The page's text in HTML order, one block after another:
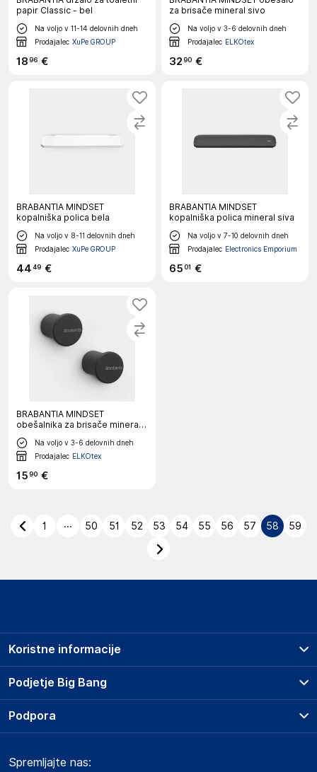
papir Classic - bel
Na voljo v 11-14 delovnih dneh
Prodajalec XuPe GROUP
1896 €
za brisače mineral sivo
Na voljo v 3-6 delovnih dneh
Prodajalec ELKOtex
3290 €
BRABANTIA MINDSET
kopalniška polica bela
Na voljo v 8-11 delovnih dneh
Prodajalec XuPe GROUP
4449 €
BRABANTIA MINDSET
kopalniška polica mineral siva
Na voljo v 7-10 delovnih dneh
Prodajalec Electronics Emporium
6501 €
BRABANTIA MINDSET
obešalnika za brisače mineral
siva
Na voljo v 3-6 delovnih dneh
Prodajalec ELKOtex
1590 €
1 ... 50 51 52 53 54 55 56 57 58 59
Podjetje Big Bang
O podjetju
Obvestila za javnost
Koristne informacije
Prodajna mesta
Storitve
Dostava, vnos in odvoz
Podpora
Marketplace
Spremljajte nas: